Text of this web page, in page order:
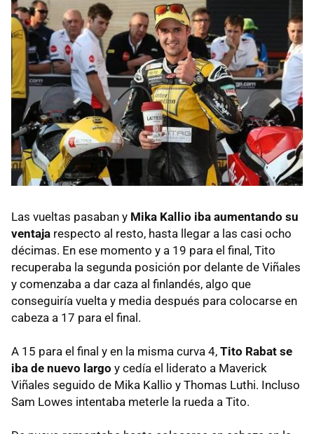
Las vueltas pasaban y Mika Kallio iba aumentando su
ventaja respecto al resto, hasta llegar a las casi ocho
décimas. En ese momento y a 19 para el final, Tito
recuperaba la segunda posición por delante de Viñales
y comenzaba a dar caza al finlandés, algo que
conseguiría vuelta y media después para colocarse en
cabeza a 17 para el final.
A 15 para el final y en la misma curva 4, Tito Rabat se
iba de nuevo largo y cedía el liderato a Maverick
Viñales seguido de Mika Kallio y Thomas Luthi. Incluso
Sam Lowes intentaba meterle la rueda a Tito.